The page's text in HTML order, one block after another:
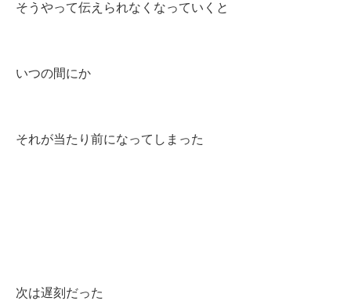
そうやって伝えられなくなっていくと
いつの間にか
それが当たり前になってしまった
次は遅刻だった